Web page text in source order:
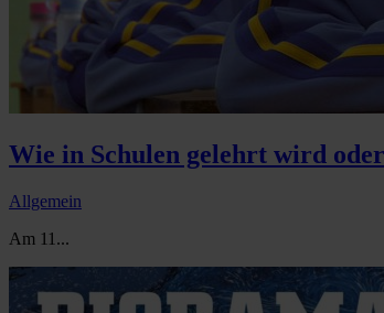
Wie in Schulen gelehrt wird
Allgemein
Am 11...